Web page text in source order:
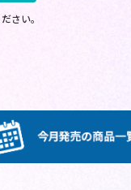
さい。